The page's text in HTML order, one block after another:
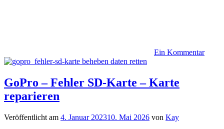
Ein Kommentar
GoPro – Fehler SD-Karte – Karte
reparieren
Veröffentlicht am 4. Januar 202310. Mai 2026 von Kay